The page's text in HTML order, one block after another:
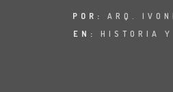
POR: ARQ.
EN: HISTORIA Y